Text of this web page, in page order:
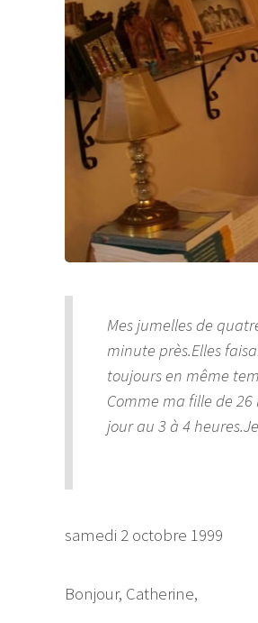
Mes jumelles de
minute près.Elles
toujours en même
Comme ma fille de
jour au 3 à 4
samedi 2 octobre 1999
Bonjour, Catherine,